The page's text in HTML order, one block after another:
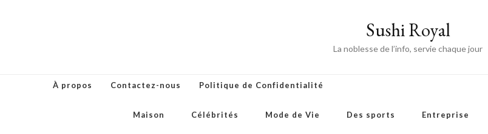
Sushi Royal
La noblesse de l’info, servie chaque jour
À propos Contactez-nous Politique de Confidentialité
Maison Célébrités Mode de Vie Des sports Entreprise